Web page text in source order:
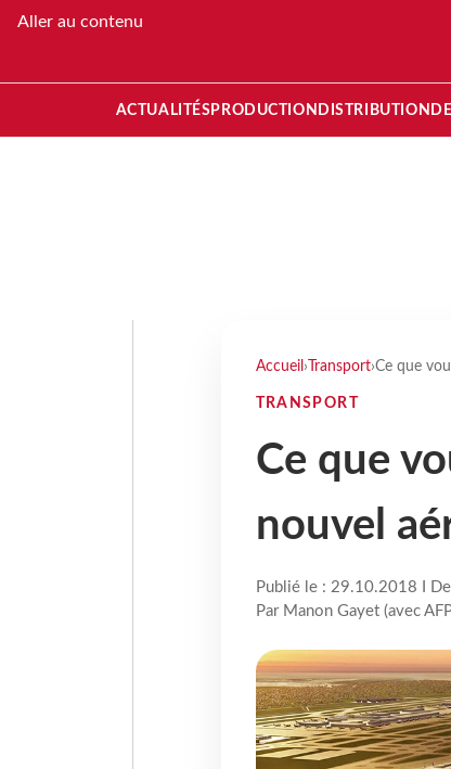
Aller au contenu
ACTUALITÉS PRODUCTION DISTRIBUTION
Accueil › Transport›Ce que
TRANSPORT
Ce que
nouvel
Publié le : 29.10.2018 I
Par Manon Gayet (avec